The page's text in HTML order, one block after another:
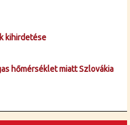
kihirdetése
hőmérséklet miatt Szlovákia